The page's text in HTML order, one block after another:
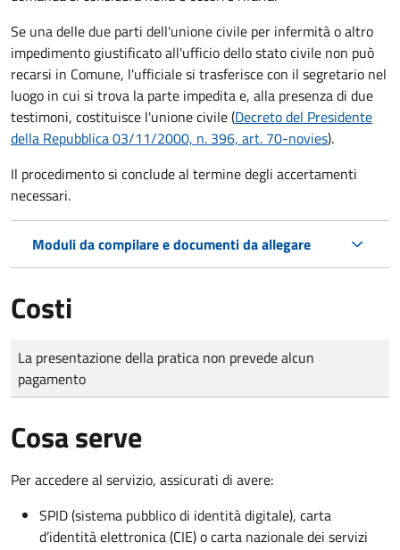
Se una delle due parti dell'unione civile per infermità o altro
impedimento giustificato all'ufficio dello stato civile non può
recarsi in Comune, l'ufficiale si trasferisce con il segretario nel
luogo in cui si trova la parte impedita e, alla presenza di due
testimoni, costituisce l'unione civile (Decreto del Presidente
della Repubblica 03/11/2000, n. 396, art. 70-novies).
Il procedimento si conclude al termine degli accertamenti
necessari.
Moduli da compilare e documenti da allegare
Costi
Tipo di pagamento
Importo
La presentazione della pratica non prevede alcun
pagamento
Cosa serve
Per accedere al servizio, assicurati di avere:
SPID (sistema pubblico di identità digitale), carta
d’identità elettronica (CIE) o carta nazionale dei servizi